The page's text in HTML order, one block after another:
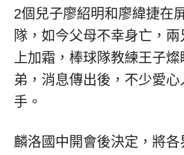
2個兒子廖紹明和廖緯捷在
隊，如今父母不幸身亡，
上加霜，棒球隊教練王子
弟，消息傳出後，不少愛
手。
麟洛國中開會後決定，將